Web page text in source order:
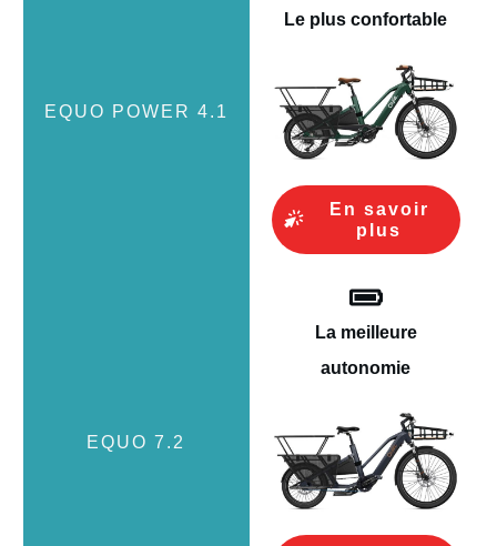
Le plus confortable
En savoir
plus
La meilleure
autonomie